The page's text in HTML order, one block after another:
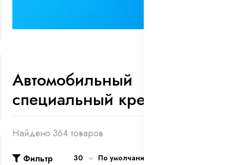
Автомобильный
специальный крепеж
Найдено 364 товаров
Фильтр 30 По умолчанию